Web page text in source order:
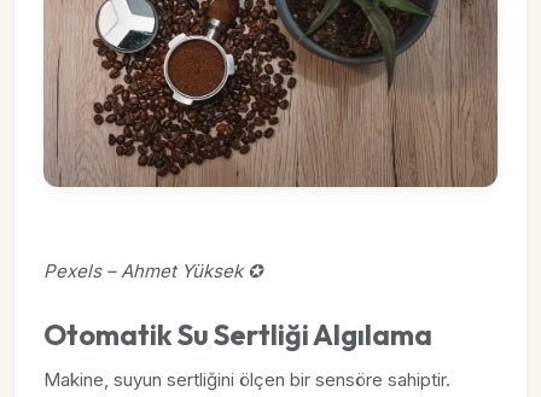
Pexels – Ahmet Yüksek ✪
Otomatik Su Sertliği Algılama
Makine, suyun sertliğini ölçen bir sensöre sahiptir.